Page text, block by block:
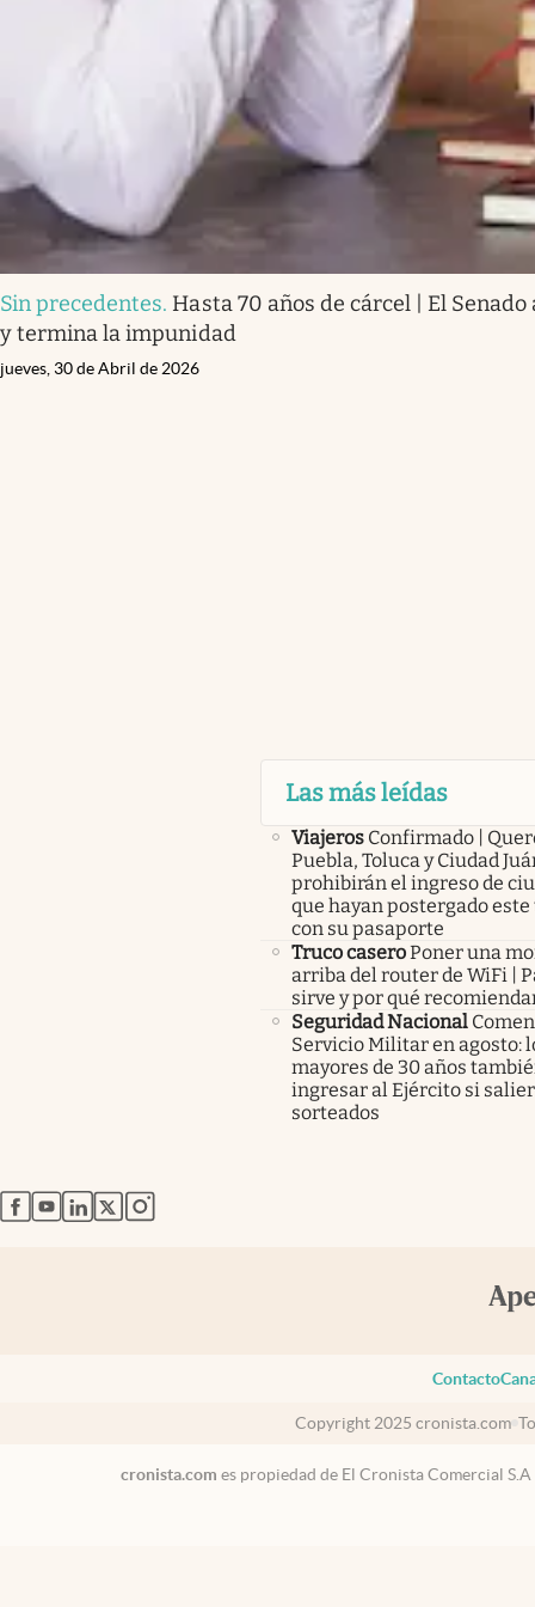
Sin precedentes. Hasta 70 años de cárcel | El
y termina la impunidad
jueves, 30 de Abril de 2026
Las más leídas
Viajeros Confirmado |
Puebla, Toluca y Ciudad
prohibirán el ingreso de
que hayan postergado
con su pasaporte
Truco caseroPoner una
arriba del router de WiFi |
sirve y por qué
Seguridad Nacional
Servicio Militar en agosto:
mayores de 30 años
ingresar al Ejército si
sorteados
abre en nueva pestaña
abre en nueva pestaña
abre en nueva pestaña
abre en nueva pestaña
abre en nueva pestaña
Contacto
Copyright 2025 cronista.com
cronista.com es propiedad de El Cronista Comercial